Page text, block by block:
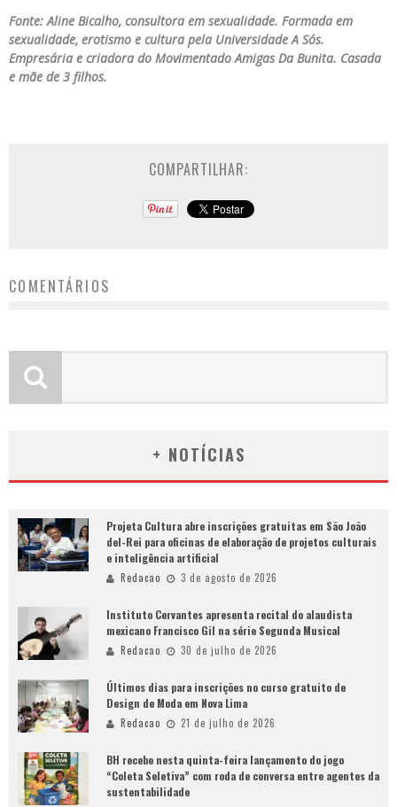
Fonte: Aline Bicalho, consultora em sexualidade. Formada em
sexualidade, erotismo e cultura pela Universidade A Sós.
Empresária e criadora do Movimentado Amigas Da Bunita. Casada
e mãe de 3 filhos.
COMPARTILHAR:
COMENTÁRIOS
+ NOTÍCIAS
Projeta Cultura abre inscrições gratuitas em São João
del-Rei para oficinas de elaboração de projetos culturais
e inteligência artificial
Redacao 3 de agosto de 2026
Instituto Cervantes apresenta recital do alaudista
mexicano Francisco Gil na série Segunda Musical
Redacao 30 de julho de 2026
Últimos dias para inscrições no curso gratuito de
Design de Moda em Nova Lima
Redacao 21 de julho de 2026
BH recebe nesta quinta-feira lançamento do jogo
“Coleta Seletiva” com roda de conversa entre agentes da
sustentabilidade